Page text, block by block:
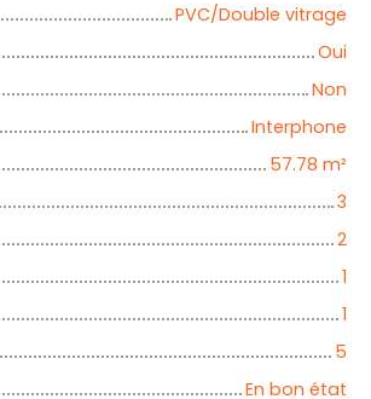
PVC/Double vitrage
Oui
Non
Interphone
57.78 m²
3
2
1
1
5
En bon état